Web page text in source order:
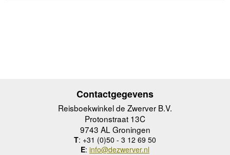
Contactgegevens
Reisboekwinkel de Zwerver B.V.
Protonstraat 13C
9743 AL Groningen
T: +31 (0)50 - 3 12 69 50
E: info@dezwerver.nl